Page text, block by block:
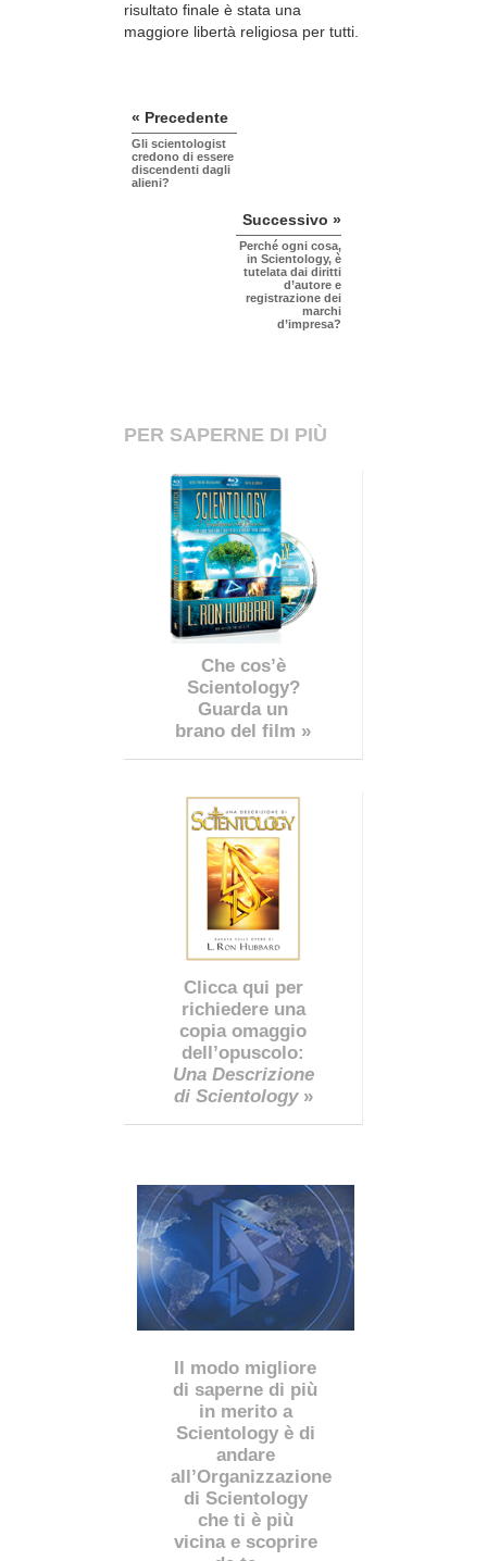
risultato finale è stata una
maggiore libertà religiosa per tutti.
« Precedente
Gli scientologist
credono di essere
discendenti dagli
alieni?
Successivo »
Perché ogni cosa,
in Scientology, è
tutelata dai diritti
d’autore e
registrazione dei
marchi
d’impresa?
PER SAPERNE DI PIÙ
Che cos’è
Scientology?
Guarda un
brano del film »
Clicca qui per
richiedere una
copia omaggio
dell’opuscolo:
Una Descrizione
di Scientology»
Il modo migliore
di saperne di più
in merito a
Scientology è di
andare
all’Organizzazione
di Scientology
che ti è più
vicina e scoprire